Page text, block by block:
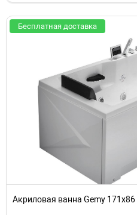
Бесплатная доставка
Акриловая ванна Gemy 171x86